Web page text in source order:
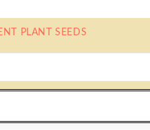
PLANT SEEDS